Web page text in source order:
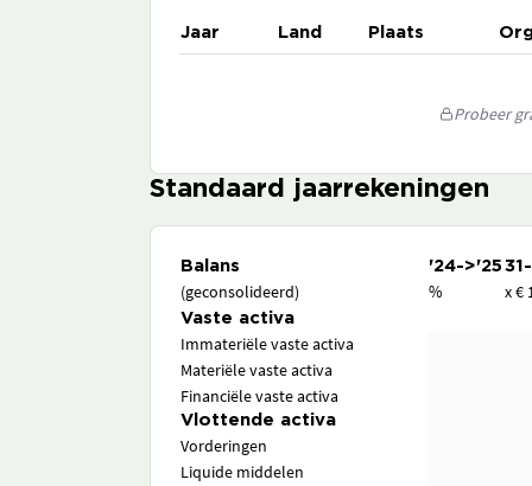
Jaar Land Plaats
Probeer
Standaard jaarrekeningen
Balans '24->'25
(geconsolideerd) % x €
Vaste activa
Immateriële vaste activa
Materiële vaste activa
Financiële vaste activa
Vlottende activa
Vorderingen
Liquide middelen